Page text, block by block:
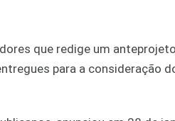
que redige um
para a consideração